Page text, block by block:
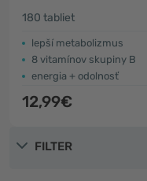
180 tabliet
lepší metabolizmus
8 vitamínov skupiny B
energia + odolnosť
12,99€
FILTER